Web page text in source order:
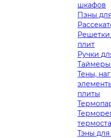
шкафов
Пэны
плит
Ручки
Таймеры
Тены,
плиты
Тэны